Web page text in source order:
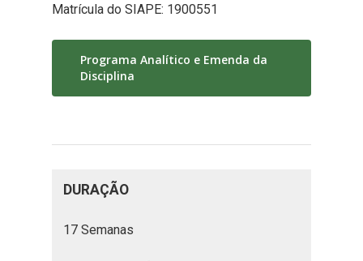
Matrícula do SIAPE: 1900551
Programa Analítico e Emenda da
Disciplina
DURAÇÃO
17 Semanas